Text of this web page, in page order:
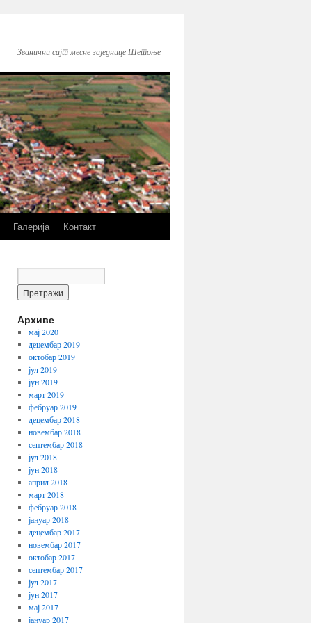
Званични сајт месне заједнице Шетоње
Галерија Контакт
Архиве
мај 2020
децембар 2019
октобар 2019
јул 2019
јун 2019
март 2019
фебруар 2019
децембар 2018
новембар 2018
септембар 2018
јул 2018
јун 2018
април 2018
март 2018
фебруар 2018
јануар 2018
децембар 2017
новембар 2017
октобар 2017
септембар 2017
јул 2017
јун 2017
мај 2017
јануар 2017